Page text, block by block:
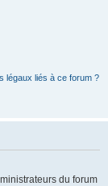
légaux liés à ce forum ?
du forum